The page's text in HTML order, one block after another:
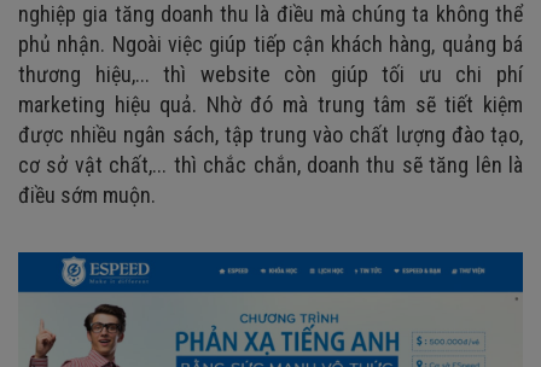
nghiệp gia tăng doanh thu là điều mà chúng ta không thể
phủ nhận. Ngoài việc giúp tiếp cận khách hàng, quảng bá
thương hiệu,... thì website còn giúp tối ưu chi phí
marketing hiệu quả. Nhờ đó mà trung tâm sẽ tiết kiệm
được nhiều ngân sách, tập trung vào chất lượng đào tạo,
cơ sở vật chất,... thì chắc chắn, doanh thu sẽ tăng lên là
điều sớm muộn.